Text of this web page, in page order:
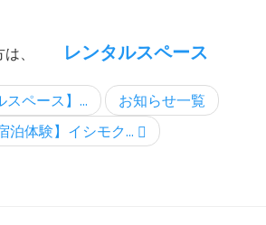
方は、 レンタルスペース
スペース】...
お知らせ一覧
泊体験】イシモク...